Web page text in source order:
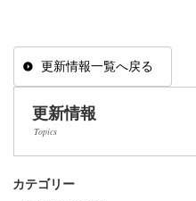
更新情報一覧へ戻る
更新情報
Topics
カテゴリー